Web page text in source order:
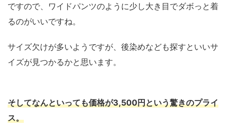
ですので、ワイドパンツのように少し大き目でダボっと着
るのがいいですね。
サイズ欠けが多いようですが、後染めなども探すといいサ
イズが見つかるかと思います。
そしてなんといっても価格が3,500円という驚きのプライ
ス。